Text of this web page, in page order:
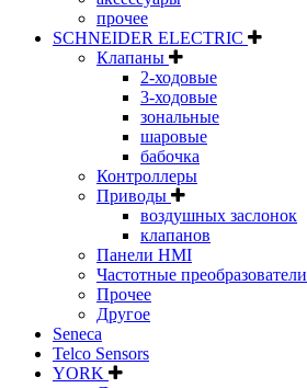
прочее
SCHNEIDER ELECTRIC
Клапаны
2-ходовые
3-ходовые
зональные
шаровые
бабочка
Контроллеры
Приводы
воздушных заслонок
клапанов
Панели HMI
Частотные преобразователи
Прочее
Другое
Seneca
Telco Sensors
YORK